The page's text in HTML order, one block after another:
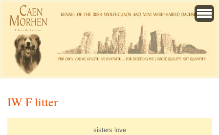
IW F litter
sisters love